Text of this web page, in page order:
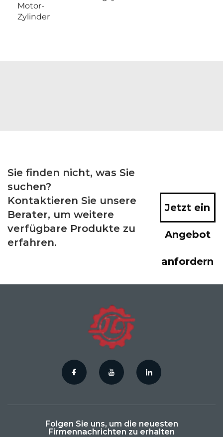
Motor-
Zylinder
Sie finden nicht, was Sie
suchen?
Kontaktieren Sie unsere
Berater, um weitere
verfügbare Produkte zu
erfahren.
Jetzt ein
Angebot
anfordern
Folgen Sie uns, um die neuesten
Firmennachrichten zu erhalten